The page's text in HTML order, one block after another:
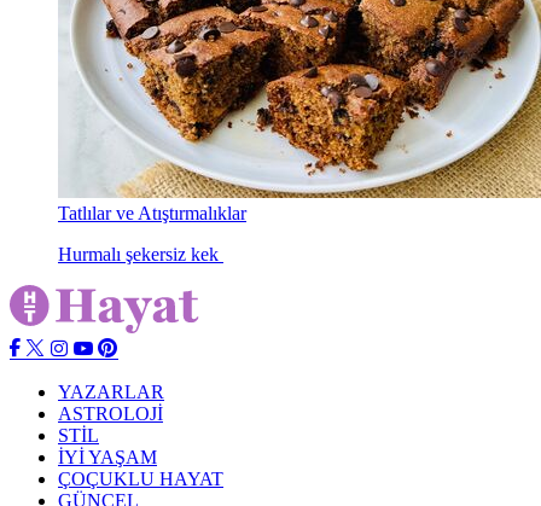
Tatlılar ve Atıştırmalıklar
Hurmalı şekersiz kek
YAZARLAR
ASTROLOJİ
STİL
İYİ YAŞAM
ÇOÇUKLU HAYAT
GÜNCEL